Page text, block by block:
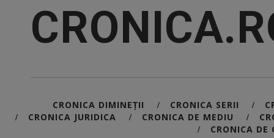
CRONICA DIMINEȚII / CRONICA SERII /
/ CRONICA JURIDICA / CRONICA DE MEDIU /
/ CRONICA DE